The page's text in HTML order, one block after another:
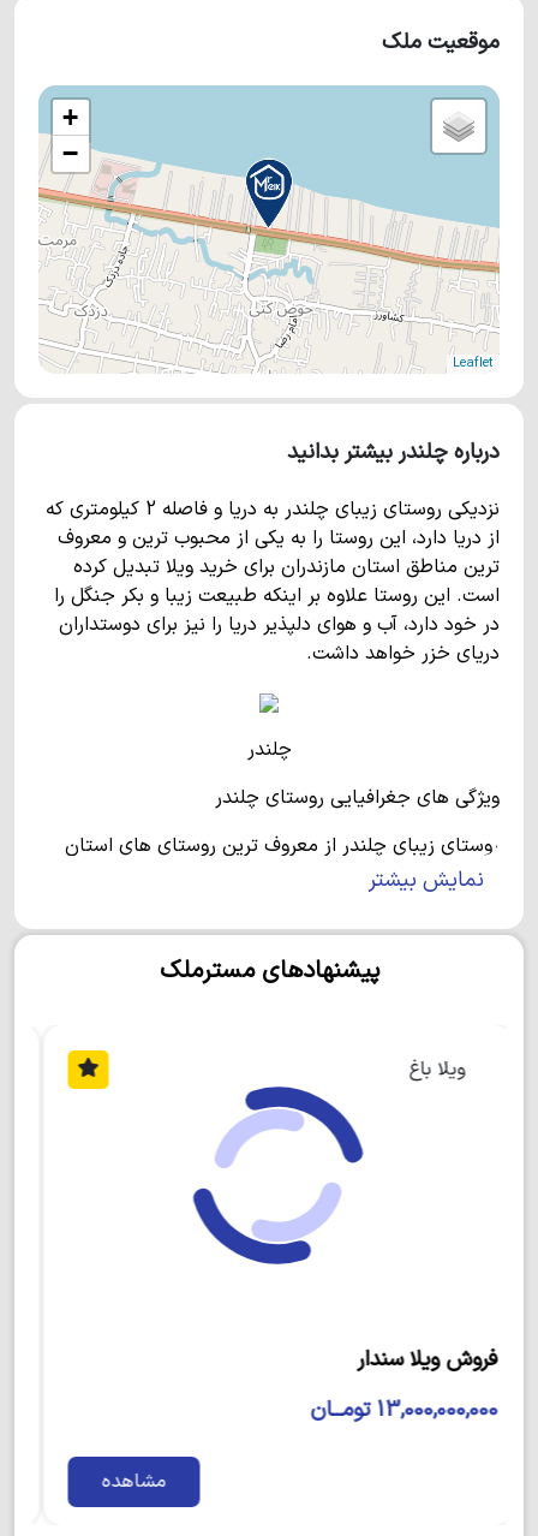
موقعیت ملک
+
−
Leaflet
درباره چلندر بیشتر بدانید
نزدیکی روستای زیبای چلندر به دریا و فاصله 2 کیلومتری که
از دریا دارد، این روستا را به یکی از محبوب ترین و معروف
ترین مناطق استان مازندران برای خرید ویلا تبدیل کرده
است. این روستا علاوه بر اینکه طبیعت زیبا و بکر جنگل را
در خود دارد، آب و هوای دلپذیر دریا را نیز برای دوستداران
دریای خزر خواهد داشت.
چلندر
ویژگی های جغرافیایی روستای چلندر
روستای زیبای چلندر از معروف ترین روستای های استان
مازندران است. حتما در سفر به این استان، با روستای زیبا
شما آشنا است.
روستای چلندر در بخش مرکزی شهرستان نوشهر و در
نزدیک ترین روستا ها به این روستا، روستا های حوض کتی،
ملکار، حمزه ده، دزدک، انارور و ملا کلا هستند.
این روستا در فاصله 18 کیلومتری شهرستان نوشهر و در
منطقه ای زیبا و پوشیده از درختان زیبا واقع شده است.
به این شهرستان زیبا برسید.
شده است.
بیشتر مردمان بومی این منطقه به کشاورزی و شالیکاری
لازم به ذکر است که زیبایی این روستا و موقعیت مکانی
نمایش بیشتر
پیشنهادهای مسترملک
ویلا باغ
ویلا باغ لوکس و لاکچری فول مبله
32,000,000,000 تومــان
مشاهده